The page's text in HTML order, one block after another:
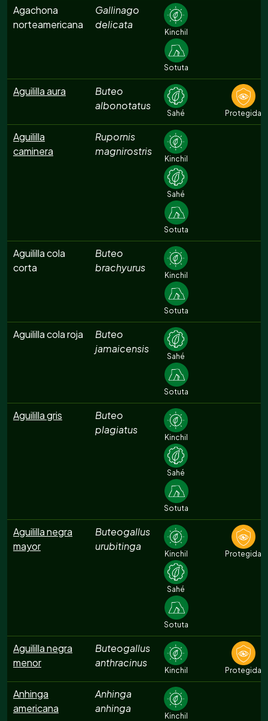
Agachona
norteamericana
Gallinago
delicata
Kinchil
Sotuta
Aguililla aura
Buteo
albonotatus
Sahé Protegida
Aguililla
caminera
Rupornis
magnirostris
Kinchil
Sahé
Sotuta
Aguililla cola
corta
Buteo
brachyurus
Kinchil
Sotuta
Aguililla cola roja
Buteo
jamaicensis
Sahé
Sotuta
Aguililla gris
Buteo
plagiatus
Kinchil
Sahé
Sotuta
Aguililla negra
mayor
Buteogallus
urubitinga
Kinchil
Sahé
Sotuta
Protegida
Aguililla negra
menor
Buteogallus
anthracinus
Kinchil Protegida
Anhinga
americana
Anhinga
anhinga
Kinchil